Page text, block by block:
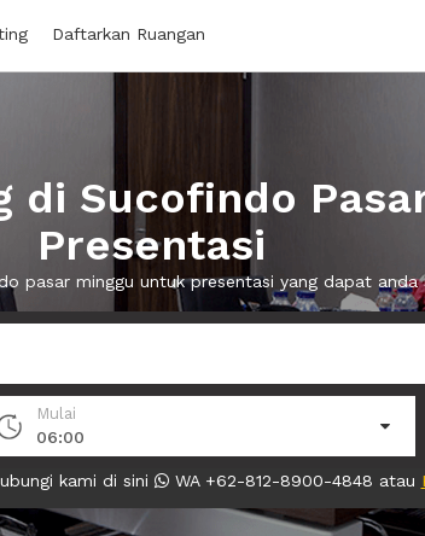
Daftarkan Ruangan
di Sucofindo
Presentasi
pasar minggu untuk presentasi yang dapat anda
Mulai
06:00
kami di sini WA +62-812-8900-4848 atau